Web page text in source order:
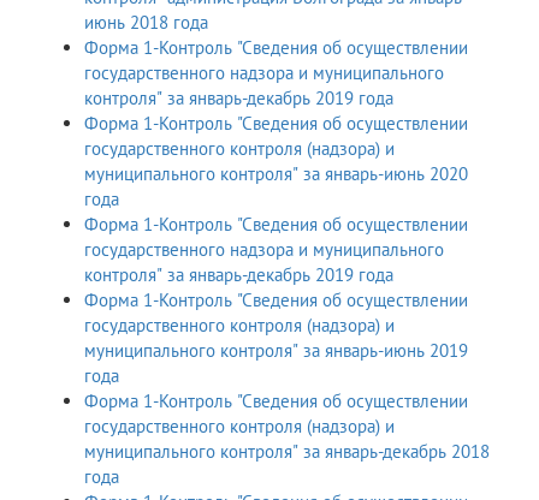
июнь 2018 года
Форма 1-Контроль "Сведения об осуществлении
государственного надзора и муниципального
контроля" за январь-декабрь 2019 года
Форма 1-Контроль "Сведения об осуществлении
государственного контроля (надзора) и
муниципального контроля" за январь-июнь 2020
года
Форма 1-Контроль "Сведения об осуществлении
государственного надзора и муниципального
контроля" за январь-декабрь 2019 года
Форма 1-Контроль "Сведения об осуществлении
государственного контроля (надзора) и
муниципального контроля" за январь-июнь 2019
года
Форма 1-Контроль "Сведения об осуществлении
государственного контроля (надзора) и
муниципального контроля" за январь-декабрь 2018
года